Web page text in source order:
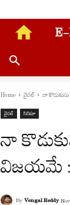
E-
Home వైరల్ నా
వైరల్ సినిమా
నా
విజయమే :
By Vengal Reddy